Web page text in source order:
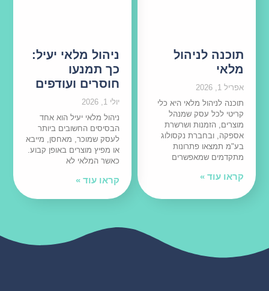
תוכנה לניהול
מלאי
אפריל 1, 2026
תוכנה לניהול מלאי היא כלי
קריטי לכל עסק שמנהל
מוצרים, הזמנות ושרשרת
אספקה, ובחברת נקסולוג
בע"מ תמצאו פתרונות
מתקדמים שמאפשרים
קראו עוד »
ניהול מלאי יעיל:
כך תמנעו
חוסרים ועודפים
יולי 1, 2026
ניהול מלאי יעיל הוא אחד
הבסיסים החשובים ביותר
לעסק שמוכר, מאחסן, מייבא
או מפיץ מוצרים באופן קבוע.
כאשר המלאי לא
קראו עוד »